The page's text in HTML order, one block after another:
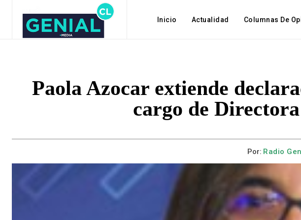
Inicio Actualidad Columnas De
Paola Azocar extiende
cargo de
Por: Radio